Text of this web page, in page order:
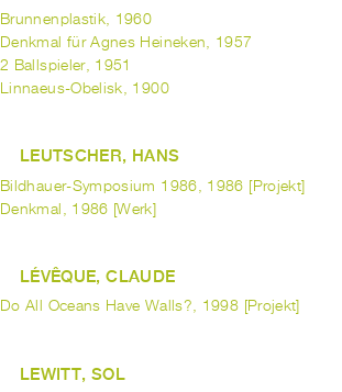
Brunnenplastik, 1960
Denkmal für Agnes Heineken, 1957
2 Ballspieler, 1951
Linnaeus-Obelisk, 1900
LEUTSCHER, HANS
Bildhauer-Symposium 1986, 1986 [Projekt]
Denkmal, 1986 [Werk]
LÉVÊQUE, CLAUDE
Do All Oceans Have Walls?, 1998 [Projekt]
LEWITT, SOL